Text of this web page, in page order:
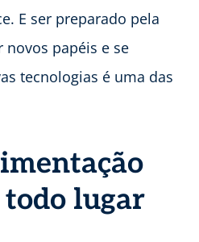
E ser preparado pela
novos papéis e se
tecnologias é uma das
todo lugar